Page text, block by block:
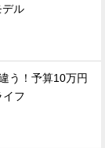
デル
う！予算10万円
イフ